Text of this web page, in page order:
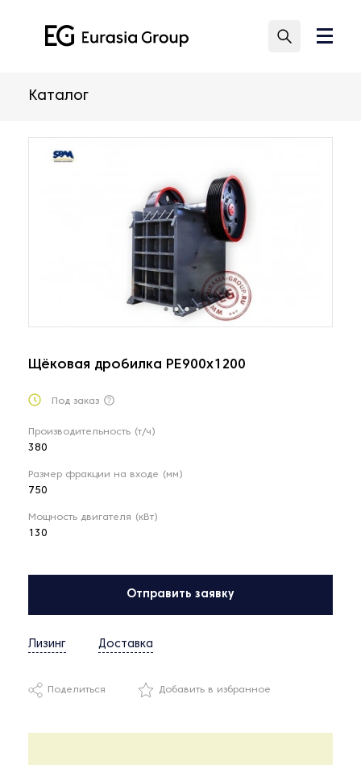
Каталог
Щёковая дробилка РЕ900x1200
Под заказ
Производительность (т/ч)
380
Размер фракции на входе (мм)
750
Мощность двигателя (кВт)
130
Отправить заявку
Лизинг Доставка
Поделиться Добавить в избранное